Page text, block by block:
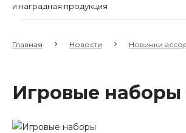
и наградная продукция
Главная Новости Новинки
Игровые наборы